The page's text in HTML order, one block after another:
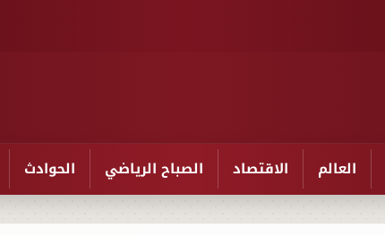
العالم الاقتصاد الصباح الرياضي الحوادث